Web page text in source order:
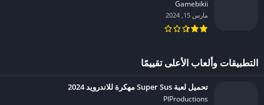
Gamebikii‏
مارس 15, 2024
التطبيقات وألعاب الأعلى تقييمًا
تحميل لعبة Super Sus مهكرة للاندرويد 2024
PIProductions‏